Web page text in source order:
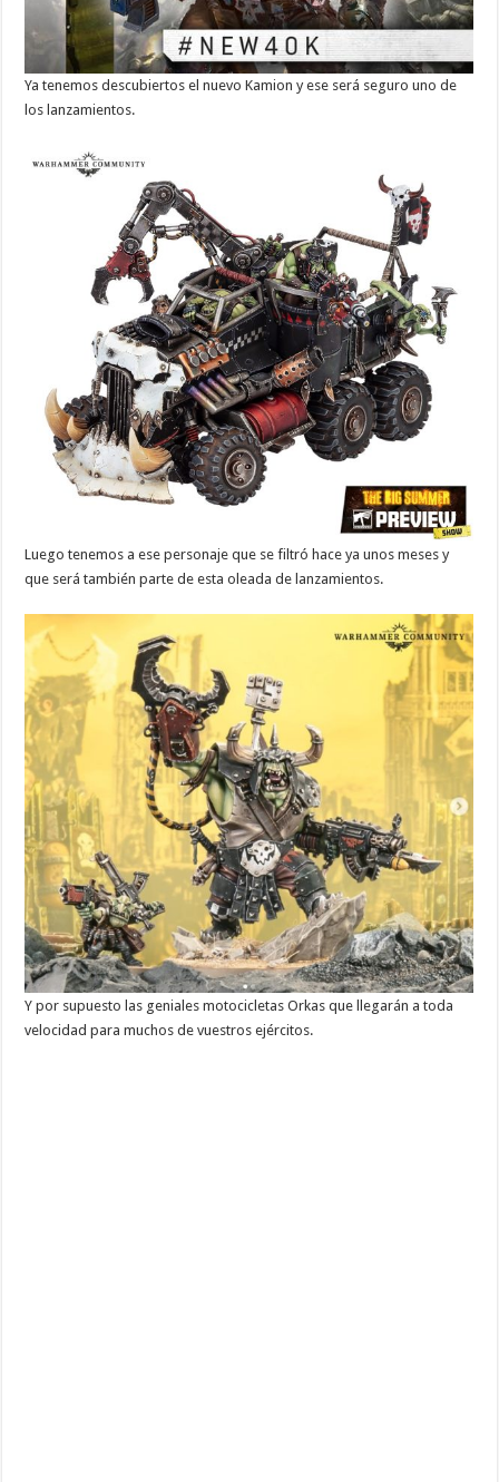
Ya tenemos descubiertos el nuevo Kamion y ese será seguro uno de
los lanzamientos.
Luego tenemos a ese personaje que se filtró hace ya unos meses y
que será también parte de esta oleada de lanzamientos.
Y por supuesto las geniales motocicletas Orkas que llegarán a toda
velocidad para muchos de vuestros ejércitos.